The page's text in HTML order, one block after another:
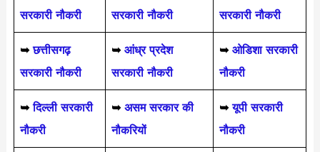
सरकारी नौकरी
सरकारी नौकरी
सरकारी नौकरी
➥ छत्तीसगढ़
सरकारी नौकरी
➥ आंध्र प्रदेश
सरकारी नौकरी
➥ ओडिशा सरकारी
नौकरी
➥ दिल्ली सरकारी
नौकरी
➥ असम सरकार की
नौकरियों
➥ यूपी सरकारी
नौकरी